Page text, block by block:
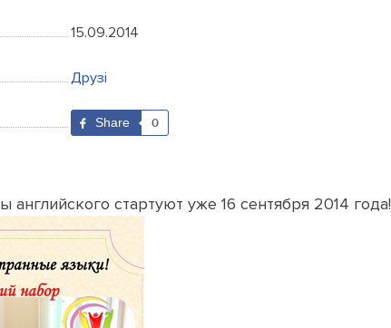
15.09.2014
Друзі
Share 0
английского стартуют уже 16 сентября 2014 года!